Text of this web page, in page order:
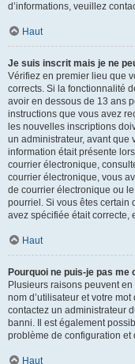
d’informations, veuillez
Haut
Je suis inscrit mais je ne
Vérifiez en premier lieu que
corrects. Si la fonctionnalité
avoir en dessous de 13 ans
instructions que vous avez
les nouvelles inscriptions
un administrateur, avant que
information était présente
courrier électronique,
courrier électronique, vous
de courrier électronique ou
pourriel. Si vous êtes certain
avez spécifiée était correcte,
Haut
Pourquoi ne puis-je pas me
Plusieurs raisons peuvent
nom d’utilisateur et votre
contactez un administrateur
banni. Il est également
problème de configuration et
Haut